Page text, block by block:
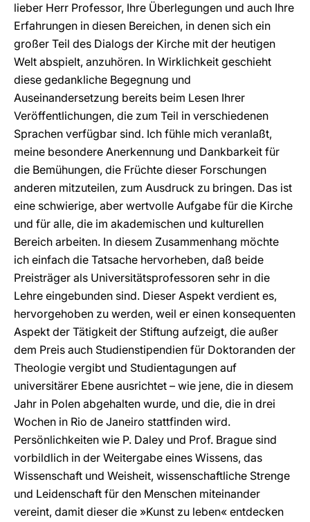
lieber Herr Professor, Ihre Überlegungen und auch Ihre
Erfahrungen in diesen Bereichen, in denen sich ein
großer Teil des Dialogs der Kirche mit der heutigen
Welt abspielt, anzuhören. In Wirklichkeit geschieht
diese gedankliche Begegnung und
Auseinandersetzung bereits beim Lesen Ihrer
Veröffentlichungen, die zum Teil in verschiedenen
Sprachen verfügbar sind. Ich fühle mich veranlaßt,
meine besondere Anerkennung und Dankbarkeit für
die Bemühungen, die Früchte dieser Forschungen
anderen mitzuteilen, zum Ausdruck zu bringen. Das ist
eine schwierige, aber wertvolle Aufgabe für die Kirche
und für alle, die im akademischen und kulturellen
Bereich arbeiten. In diesem Zusammenhang möchte
ich einfach die Tatsache hervorheben, daß beide
Preisträger als Universitätsprofessoren sehr in die
Lehre eingebunden sind. Dieser Aspekt verdient es,
hervorgehoben zu werden, weil er einen konsequenten
Aspekt der Tätigkeit der Stiftung aufzeigt, die außer
dem Preis auch Studienstipendien für Doktoranden der
Theologie vergibt und Studientagungen auf
universitärer Ebene ausrichtet – wie jene, die in diesem
Jahr in Polen abgehalten wurde, und die, die in drei
Wochen in Rio de Janeiro stattfinden wird.
Persönlichkeiten wie P. Daley und Prof. Brague sind
vorbildlich in der Weitergabe eines Wissens, das
Wissenschaft und Weisheit, wissenschaftliche Strenge
und Leidenschaft für den Menschen miteinander
vereint, damit dieser die »Kunst zu leben« entdecken